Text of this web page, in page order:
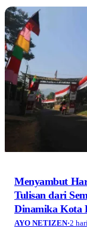
Menyambut
Tulisan dari
Dinamika Kota
AYO NETIZEN·2